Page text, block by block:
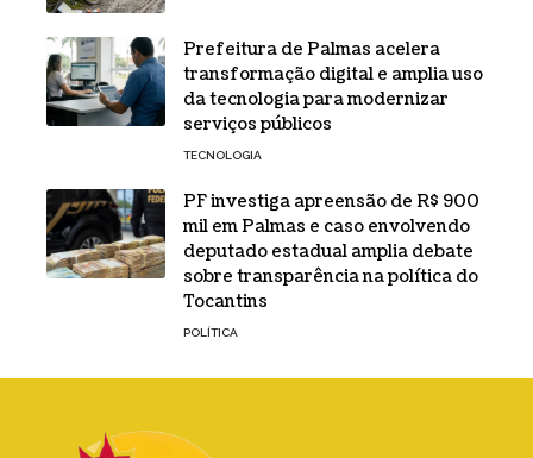
Prefeitura de Palmas acelera
transformação digital e amplia uso
da tecnologia para modernizar
serviços públicos
TECNOLOGIA
PF investiga apreensão de R$ 900
mil em Palmas e caso envolvendo
deputado estadual amplia debate
sobre transparência na política do
Tocantins
POLÍTICA